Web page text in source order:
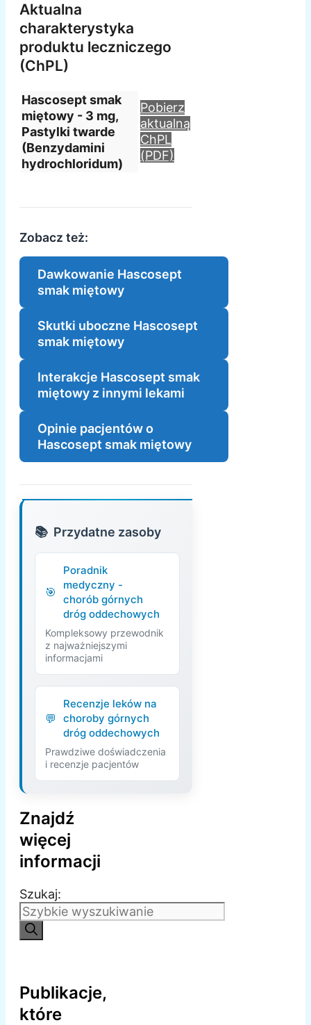
Aktualna
charakterystyka
produktu leczniczego
(ChPL)
Hascosept smak
miętowy - 3 mg,
Pastylki twarde
(Benzydamini
hydrochloridum)
Pobierz
aktualną
ChPL
(PDF)
Zobacz też:
Dawkowanie Hascosept
smak miętowy
Skutki uboczne Hascosept
smak miętowy
Interakcje Hascosept smak
miętowy z innymi lekami
Opinie pacjentów o
Hascosept smak miętowy
Przydatne zasoby
Poradnik
medyczny -
chorób górnych
dróg oddechowych
Kompleksowy przewodnik
z najważniejszymi
informacjami
Recenzje leków na
choroby górnych
dróg oddechowych
Prawdziwe doświadczenia
i recenzje pacjentów
Znajdź
więcej
informacji
Szukaj:
Publikacje,
które